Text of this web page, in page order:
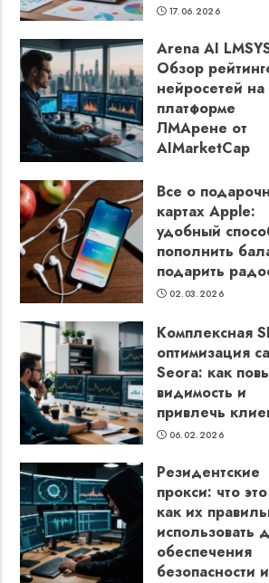
17.06.2026
Arena AI
Обзор
нейросетей на
платформе
ЛМАрене от
AIMarketCap
Все о
картах Apple:
удобный
пополнить
подарить
02.03.2026
Комплексная
оптимизация
Seora: как
видимость и
привлечь
06.02.2026
Резидентские
прокси: что
как их
использовать
обеспечения
безопасности и